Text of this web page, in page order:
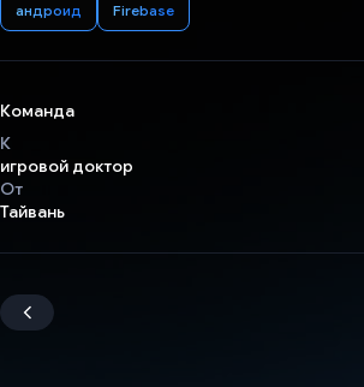
андроид Firebase
Команда
К
игровой доктор
От
Тайвань